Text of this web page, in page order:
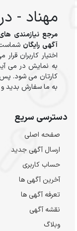
مهناد -
مرجع نیازمندی
آگهی رایگان
اختیار کاربران
به نمایش در می
کارتان می شود.
به ما سفارش بدید و
دسترسی سریع
صفحه اصلی
ارسال‌ آگهی جدید
حساب کاربری
آخرین آگهی ها
تعرفه آگهی ها
نقشه آگهی
وبلاگ